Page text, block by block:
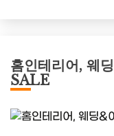
홈인테리어, 웨
SALE